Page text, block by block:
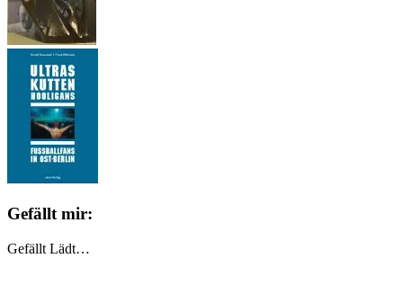
Gefällt mir:
Gefällt Lädt…